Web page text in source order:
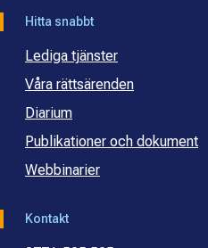
Hitta snabbt
Lediga tjänster
Våra rättsärenden
Diarium
Publikationer och dokument
Webbinarier
Kontakt